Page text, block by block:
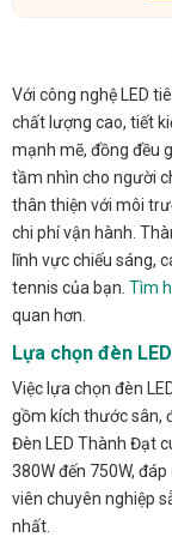
Với công nghệ LED
chất lượng cao, tiết
mạnh mẽ, đồng đều
tầm nhìn cho người
thân thiện với môi
chi phí vận hành.
lĩnh vực chiếu sáng,
tennis của bạn. Tìm
quan hơn.
Lựa chọn đèn
Việc lựa chọn đèn
gồm kích thước sân,
Đèn LED Thành Đạt
380W đến 750W,
viên chuyên nghiệp
nhất.